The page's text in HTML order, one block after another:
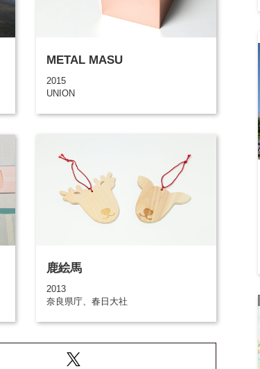
METAL MASU
2015
UNION
鹿絵馬
2013
奈良県庁、春日大社